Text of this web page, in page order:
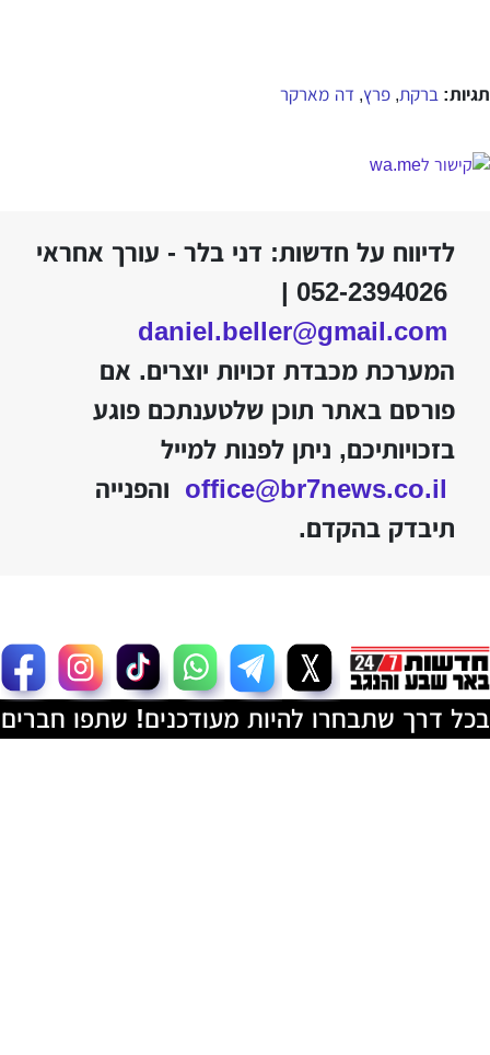
תגיות: ברקת, פרץ, דה מארקר
לדיווח על חדשות: דני בלר - עורך אחראי
052-2394026 |
daniel.beller@gmail.com
המערכת מכבדת זכויות יוצרים. אם
פורסם באתר תוכן שלטענתכם פוגע
בזכויותיכם, ניתן לפנות למייל
office@br7news.co.il והפנייה
תיבדק בהקדם.
בכל דרך שתבחרו להיות מעודכנים! שתפו חברים